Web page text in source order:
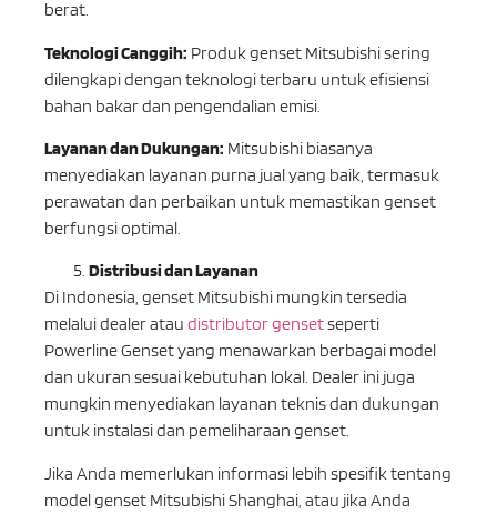
berat.
Teknologi Canggih: Produk genset Mitsubishi sering
dilengkapi dengan teknologi terbaru untuk efisiensi
bahan bakar dan pengendalian emisi.
Layanan dan Dukungan: Mitsubishi biasanya
menyediakan layanan purna jual yang baik, termasuk
perawatan dan perbaikan untuk memastikan genset
berfungsi optimal.
Distribusi dan Layanan
Di Indonesia, genset Mitsubishi mungkin tersedia
melalui dealer atau distributor gensetseperti
Powerline Genset yang menawarkan berbagai model
dan ukuran sesuai kebutuhan lokal. Dealer ini juga
mungkin menyediakan layanan teknis dan dukungan
untuk instalasi dan pemeliharaan genset.
Jika Anda memerlukan informasi lebih spesifik tentang
model genset Mitsubishi Shanghai, atau jika Anda